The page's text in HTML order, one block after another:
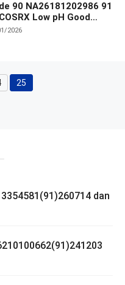
90 NA26181202986 91
Low pH Good
Cleanser
2026
Halaman
25
dan